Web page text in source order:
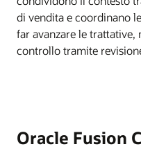
di vendita e coordinano
far avanzare le
controllo tramite
Oracle Fusion